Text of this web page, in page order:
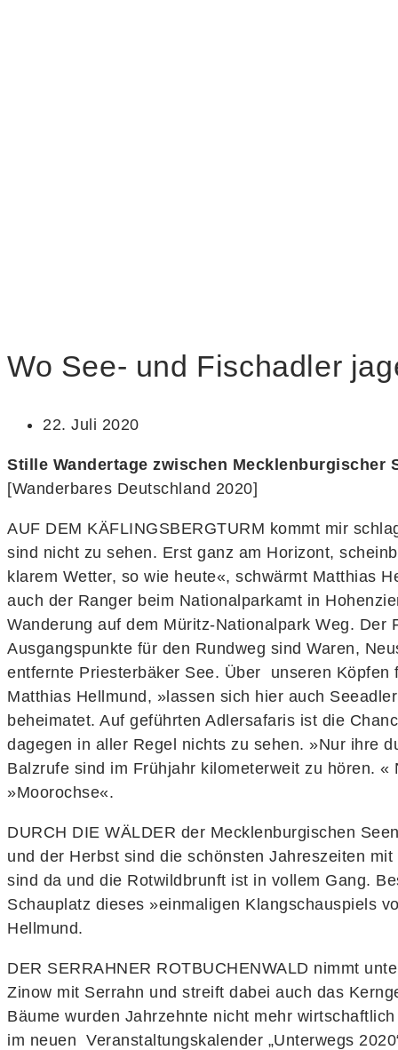
Wo See- und Fischadler
22. Juli 2020
Stille Wandertage zwischen Mecklenburgischer
[Wanderbares Deutschland 2020]
AUF DEM KÄFLINGSBERGTURM kommt mir
sind nicht zu sehen. Erst ganz am Horizont,
klarem Wetter, so wie heute«, schwärmt Matthias
auch der Ranger beim Nationalparkamt in
Wanderung auf dem Müritz-Nationalpark Weg.
Ausgangspunkte für den Rundweg sind Waren,
entfernte Priesterbäker See. Über unseren
Matthias Hellmund, »lassen sich hier auch
beheimatet. Auf geführten Adlersafaris ist die
dagegen in aller Regel nichts zu sehen. »Nur ihre
Balzrufe sind im Frühjahr kilometerweit zu hören.
»Moorochse«.
DURCH DIE WÄLDER der Mecklenburgischen
und der Herbst sind die schönsten Jahreszeiten
sind da und die Rotwildbrunft ist in vollem Gang.
Schauplatz dieses »einmaligen Klangschauspiels
Hellmund.
DER SERRAHNER ROTBUCHENWALD nimmt
Zinow mit Serrahn und streift dabei auch das
Bäume wurden Jahrzehnte nicht mehr
im neuen Veranstaltungskalender „Unterwegs